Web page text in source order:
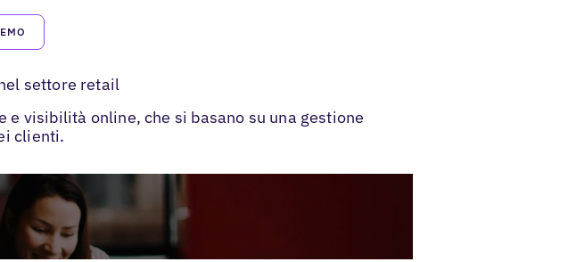
dettaglio
settore retail
visibilità online, che si basano su una gestione
clienti.